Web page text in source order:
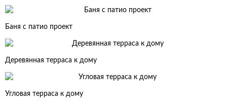
Баня с патио проект
Деревянная терраса к дому
Угловая терраса к дому